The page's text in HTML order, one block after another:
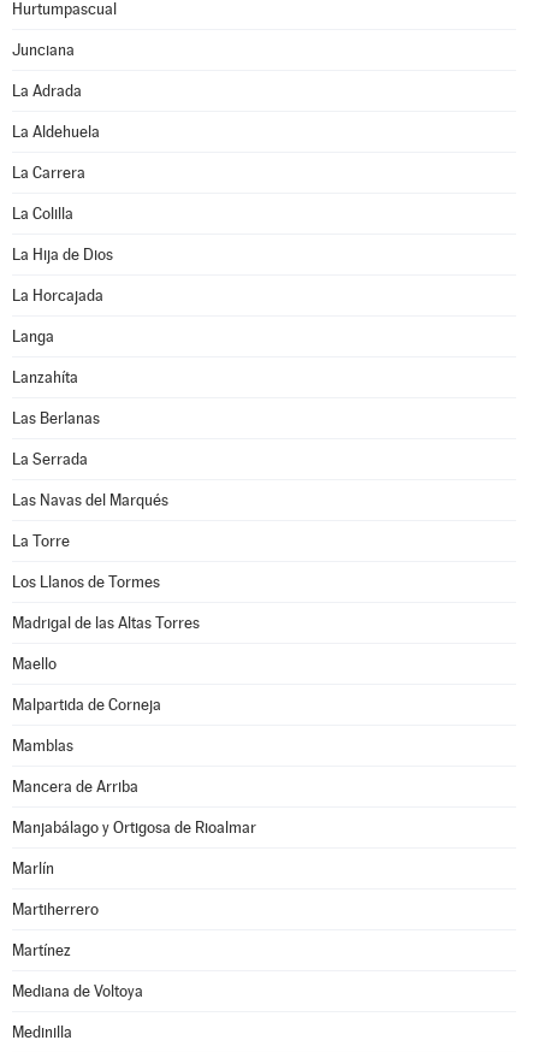
Hurtumpascual
Junciana
La Adrada
La Aldehuela
La Carrera
La Colilla
La Hija de Dios
La Horcajada
Langa
Lanzahíta
Las Berlanas
La Serrada
Las Navas del Marqués
La Torre
Los Llanos de Tormes
Madrigal de las Altas Torres
Maello
Malpartida de Corneja
Mamblas
Mancera de Arriba
Manjabálago y Ortigosa de Rioalmar
Marlín
Martiherrero
Martínez
Mediana de Voltoya
Medinilla